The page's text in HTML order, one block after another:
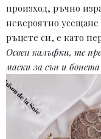
произход, ръчно
невероятно
ръцете си, е като
Освен калъфки, те
маски за сън и бонета